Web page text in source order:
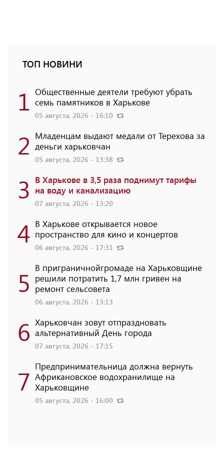
ТОП НОВИНИ
1 Общественные деятели требуют убрать
семь памятников в Харькове
05 августа, 2026 - 16:10
2 Младенцам выдают медали от Терехова за
деньги харьковчан
05 августа, 2026 - 13:38
3 В Харькове в 3,5 раза поднимут тарифы
на воду и канализацию
07 августа, 2026 - 13:20
4 В Харькове открывается новое
пространство для кино и концертов
06 августа, 2026 - 17:31
5 В приграничнойгромаде на Харьковщине
решили потратить 1,7 млн ​​гривен на
ремонт сельсовета
06 августа, 2026 - 13:13
6 Харьковчан зовут отпраздновать
альтернативный День города
07 августа, 2026 - 17:15
7 Предпринимательница должна вернуть
Африкановское водохранилище на
Харьковщине
05 августа, 2026 - 16:00